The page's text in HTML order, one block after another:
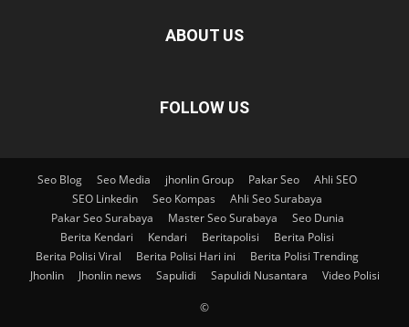
ABOUT US
FOLLOW US
Seo Blog Seo Media jhonlin Group Pakar Seo
Ahli SEO
SEO Linkedin
Seo Kompas
Ahli Seo Surabaya
Pakar Seo Surabaya
Master Seo Surabaya
Seo Dunia
Berita Kendari
Kendari Beritapolisi
Berita Polisi
Berita Polisi Viral
Berita Polisi Hari ini
Berita Polisi Trending
Jhonlin
Jhonlin news Sapulidi Sapulidi Nusantara Video Polisi
©